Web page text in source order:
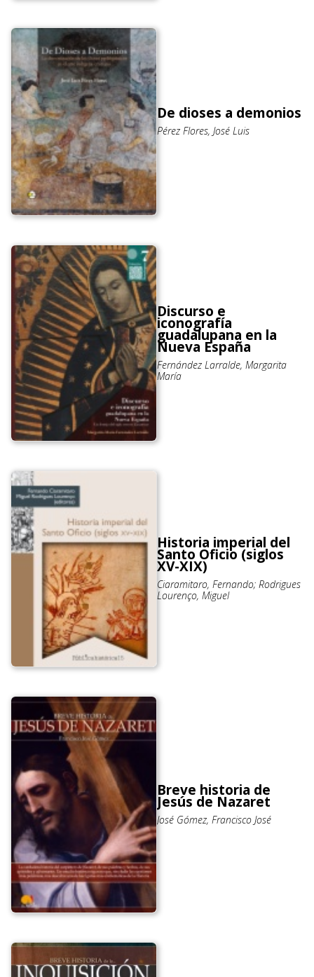
De dioses a demonios
Pérez Flores, José Luis
Discurso e
iconografía
guadalupana en la
Nueva España
Fernández Larralde, Margarita
María
Historia imperial del
Santo Oficio (siglos
XV-XIX)
Ciaramitaro, Fernando; Rodrigues
Lourenço, Miguel
Breve historia de
Jesús de Nazaret
José Gómez, Francisco José